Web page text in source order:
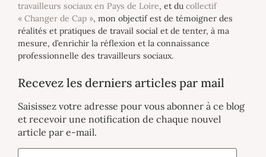
travailleurs sociaux en Pays de Loire, et du collectif
« Changer de Cap », mon objectif est de témoigner des
réalités et pratiques de travail social et de tenter, à ma
mesure, d’enrichir la réflexion et la connaissance
professionnelle des travailleurs sociaux.
Recevez les derniers articles par mail
Saisissez votre adresse pour vous abonner à ce blog
et recevoir une notification de chaque nouvel
article par e-mail.